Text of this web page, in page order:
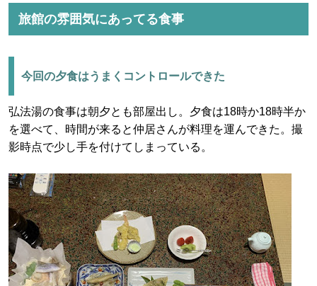
旅館の雰囲気にあってる食事
今回の夕食はうまくコントロールできた
弘法湯の食事は朝夕とも部屋出し。夕食は18時か18時半か
を選べて、時間が来ると仲居さんが料理を運んできた。撮
影時点で少し手を付けてしまっている。